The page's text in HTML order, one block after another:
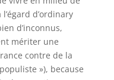
d’ordinary
d’inconnus,
mériter une
contre de la
»), because